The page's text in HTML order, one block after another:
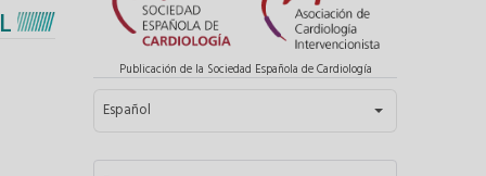
Publicación de la Sociedad Española de Cardiología
Seleccione su idioma
Español